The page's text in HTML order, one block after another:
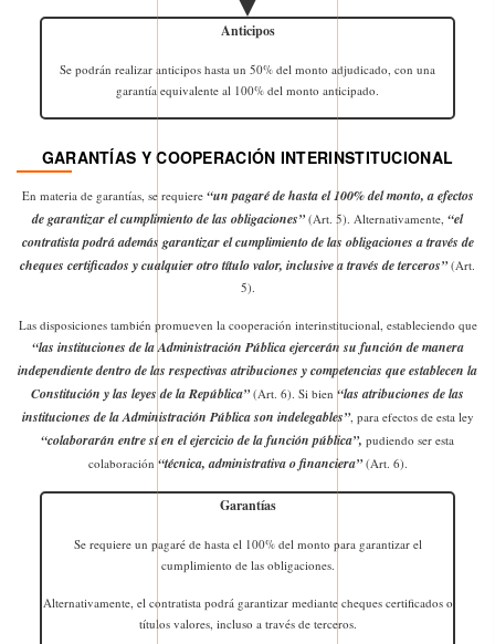
Anticipos
Se podrán realizar anticipos hasta un 50% del monto adjudicado, con una
garantía equivalente al 100% del monto anticipado.
GARANTÍAS Y COOPERACIÓN INTERINSTITUCIONAL
En materia de garantías, se requiere“un pagaré de hasta el 100% del monto, a efectos
de garantizar el cumplimiento de las obligaciones” (Art. 5). Alternativamente, “el
contratista podrá además garantizar el cumplimiento de las obligaciones a través de
cheques certificados y cualquier otro título valor, inclusive a través de terceros” (Art.
5).
Las disposiciones también promueven la cooperación interinstitucional, estableciendo que
“las instituciones de la Administración Pública ejercerán su función de manera
independiente dentro de las respectivas atribuciones y competencias que establecen la
Constitución y las leyes de la República” (Art. 6). Si bien “las atribuciones de las
instituciones de la Administración Pública son indelegables”, para efectos de esta ley
“colaborarán entre sí en el ejercicio de la función pública”, pudiendo ser esta
colaboración “técnica, administrativa o financiera” (Art. 6).
Garantías
Se requiere un pagaré de hasta el 100% del monto para garantizar el
cumplimiento de las obligaciones.
Alternativamente, el contratista podrá garantizar mediante cheques certificados o
títulos valores, incluso a través de terceros.